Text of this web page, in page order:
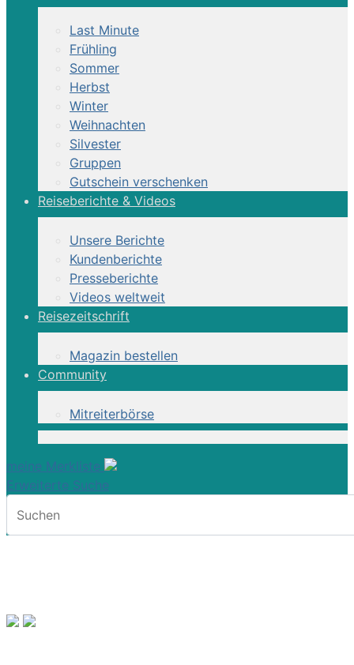
Last Minute
Frühling
Sommer
Herbst
Winter
Weihnachten
Silvester
Gruppen
Gutschein verschenken
Reiseberichte & Videos
Unsere Berichte
Kundenberichte
Presseberichte
Videos weltweit
Reisezeitschrift
Magazin bestellen
Community
Mitreiterbörse
meine Merkliste
Erweiterte Suche